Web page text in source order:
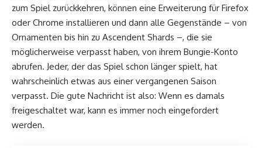
zum Spiel zurückkehren, können eine Erweiterung für Firefox
oder Chrome installieren und dann alle Gegenstände – von
Ornamenten bis hin zu Ascendent Shards –, die sie
möglicherweise verpasst haben, von ihrem Bungie-Konto
abrufen. Jeder, der das Spiel schon länger spielt, hat
wahrscheinlich etwas aus einer vergangenen Saison
verpasst. Die gute Nachricht ist also: Wenn es damals
freigeschaltet war, kann es immer noch eingefordert
werden.